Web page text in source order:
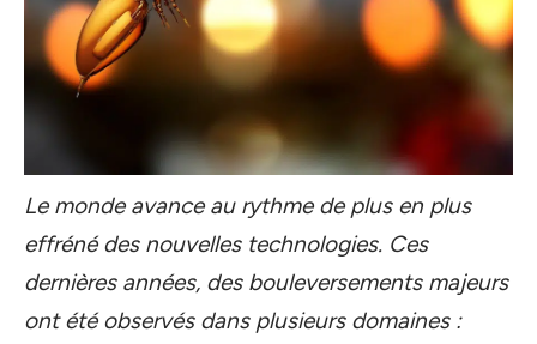
Le monde avance au rythme de plus en plus
effréné des nouvelles technologies. Ces
dernières années, des bouleversements majeurs
ont été observés dans plusieurs domaines :